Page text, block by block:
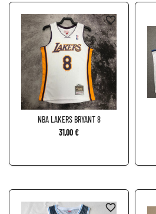
NBA LAKERS BRYANT 8
31,00 €
favorite_border
favorite_border